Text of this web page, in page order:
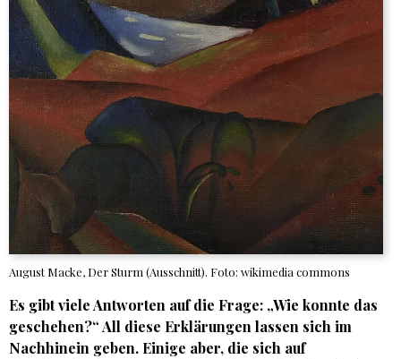
August Macke, Der Sturm (Ausschnitt). Foto: wikimedia commons
Es gibt viele Antworten auf die Frage: „Wie konnte das
geschehen?“ All diese Erklärungen lassen sich im
Nachhinein geben. Einige aber, die sich auf